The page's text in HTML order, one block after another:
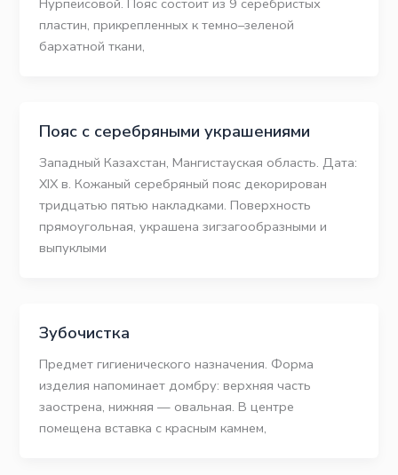
Нурпеисовой. Пояс состоит из 9 серебристых
пластин, прикрепленных к темно–зеленой
бархатной ткани,
Пояс с серебряными украшениями
Западный Казахстан, Мангистауская область. Дата:
ХІХ в. Кожаный серебряный пояс декорирован
тридцатью пятью накладками. Поверхность
прямоугольная, украшена зигзагообразными и
выпуклыми
Зубочистка
Предмет гигиенического назначения. Форма
изделия напоминает домбру: верхняя часть
заострена, нижняя — овальная. В центре
помещена вставка с красным камнем,